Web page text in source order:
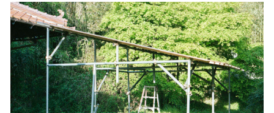
ル
サ
イ
ズ